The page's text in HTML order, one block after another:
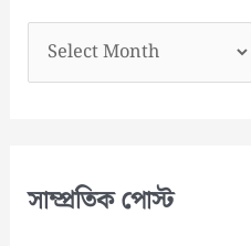
সাম্প্রতিক পোস্ট